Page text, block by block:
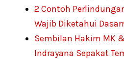
2 Contoh
Wajib Diketahui
Sembilan Hakim MK
Indrayana Sepakat